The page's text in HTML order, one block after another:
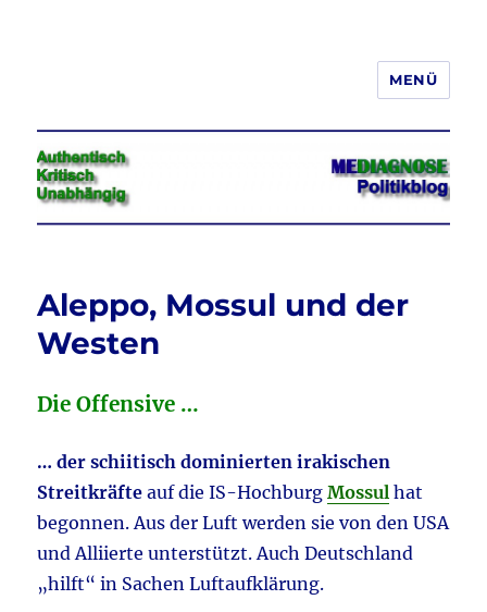
Jeder hat das Recht, seine
Meinung in Wort, Schrift und Bild
frei zu äußern und zu verbreiten
MENÜ
Aleppo, Mossul und der
Westen
Die Offensive …
… der schiitisch dominierten irakischen
Streitkräfteauf die IS-HochburgMossul hat
begonnen. Aus der Luft werden sie von den USA
und Alliierte unterstützt. Auch Deutschland
„hilft“ in Sachen Luftaufklärung.